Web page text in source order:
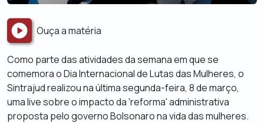
Ouça a matéria
Como parte das atividades da semana em que se
comemora o Dia Internacional de Lutas das Mulheres, o
Sintrajud realizou na última segunda-feira, 8 de março,
umalivesobre o impacto da 'reforma' administrativa
proposta pelo governo Bolsonaro na vida das mulheres.